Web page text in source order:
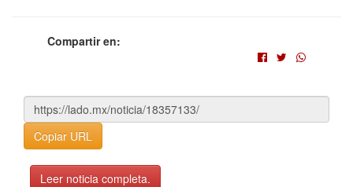
Compartir en:
Copiar URL
Leer noticia completa.